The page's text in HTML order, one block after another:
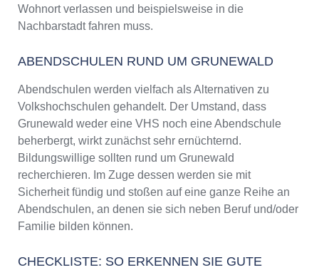
Wohnort verlassen und beispielsweise in die
Nachbarstadt fahren muss.
ABENDSCHULEN RUND UM GRUNEWALD
Abendschulen werden vielfach als Alternativen zu
Volkshochschulen gehandelt. Der Umstand, dass
Grunewald weder eine VHS noch eine Abendschule
beherbergt, wirkt zunächst sehr ernüchternd.
Bildungswillige sollten rund um Grunewald
recherchieren. Im Zuge dessen werden sie mit
Sicherheit fündig und stoßen auf eine ganze Reihe an
Abendschulen, an denen sie sich neben Beruf und/oder
Familie bilden können.
CHECKLISTE: SO ERKENNEN SIE GUTE